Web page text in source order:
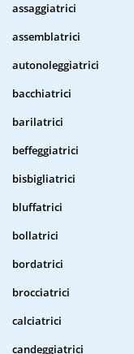
assaggiatrici
assemblatrici
autonoleggiatrici
bacchiatrici
barilatrici
beffeggiatrici
bisbigliatrici
bluffatrici
bollatrici
bordatrici
brocciatrici
calciatrici
candeggiatrici